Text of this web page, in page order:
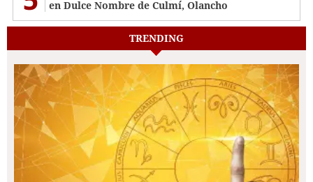
en Dulce Nombre de Culmí, Olancho
TRENDING